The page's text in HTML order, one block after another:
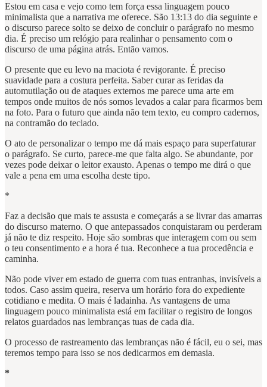
Estou em casa e vejo como tem força essa linguagem pouco
minimalista que a narrativa me oferece. São 13:13 do dia seguinte e
o discurso parece solto se deixo de concluir o parágrafo no mesmo
dia. É preciso um relógio para realinhar o pensamento com o
discurso de uma página atrás. Então vamos.
O presente que eu levo na maciota é revigorante. É preciso
suavidade para a costura perfeita. Saber curar as feridas da
automutilação ou de ataques externos me parece uma arte em
tempos onde muitos de nós somos levados a calar para ficarmos bem
na foto. Para o futuro que ainda não tem texto, eu compro cadernos,
na contramão do teclado.
O ato de personalizar o tempo me dá mais espaço para superfaturar
o parágrafo. Se curto, parece-me que falta algo. Se abundante, por
vezes pode deixar o leitor exausto. Apenas o tempo me dirá o que
vale a pena em uma escolha deste tipo.
*
Faz a decisão que mais te assusta e começarás a se livrar das amarras
do discurso materno. O que antepassados conquistaram ou perderam
já não te diz respeito. Hoje são sombras que interagem com ou sem
o teu consentimento e a hora é tua. Reconhece a tua procedência e
caminha.
Não pode viver em estado de guerra com tuas entranhas, invisíveis a
todos. Caso assim queira, reserva um horário fora do expediente
cotidiano e medita. O mais é ladainha. As vantagens de uma
linguagem pouco minimalista está em facilitar o registro de longos
relatos guardados nas lembranças tuas de cada dia.
O processo de rastreamento das lembranças não é fácil, eu o sei, mas
teremos tempo para isso se nos dedicarmos em demasia.
*